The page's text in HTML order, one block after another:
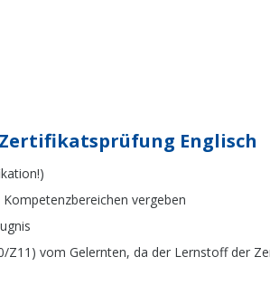
Englisch
vergeben
vom Gelernten, da der Lernstoff der